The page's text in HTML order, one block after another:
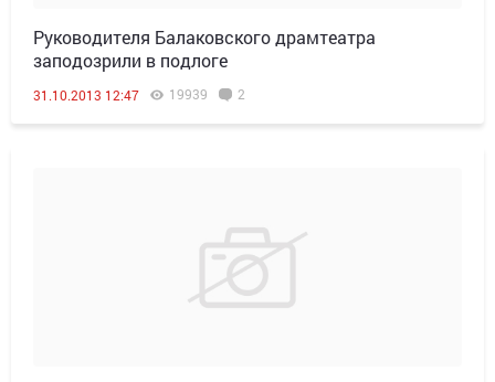
Руководителя Балаковского драмтеатра
заподозрили в подлоге
31.10.2013 12:47 19939 2